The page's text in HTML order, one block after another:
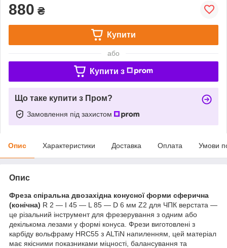
880 ₴
Купити
або
Купити з
Що таке купити з Пром?
Замовлення під захистом
Опис Характеристики Доставка Оплата Умови
Опис
Фреза спіральна двозахідна конусної форми сферична
(конічна) R 2 — I 45 — L 85 — D 6 мм Z2 для ЧПК верстата —
це різальний інструмент для фрезерування з одним або
декількома лезами у формі конуса. Фрези виготовлені з
карбіду вольфраму HRC55 з ALTiN напиленням, цей матеріал
має якісними показниками міцності, балансування та